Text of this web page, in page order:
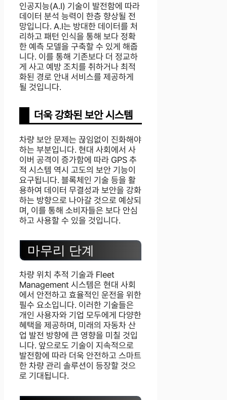
인공지능(A.I) 기술이 발전함에 따라
데이터 분석 능력이 한층 향상될 전
망입니다. A.I는 방대한 데이터를 처
리하고 패턴 인식을 통해 보다 정확
한 예측 모델을 구축할 수 있게 해줍
니다. 이를 통해 기존보다 더 정교하
게 사고 예방 조치를 취하거나 최적
화된 경로 안내 서비스를 제공하게
될 것입니다.
더욱 강화된 보안 시스템
차량 보안 문제는 끊임없이 진화해야
하는 부분입니다. 현대 사회에서 사
이버 공격이 증가함에 따라 GPS 추
적 시스템 역시 고도의 보안 기능이
요구됩니다. 블록체인 기술 등을 활
용하여 데이터 무결성과 보안을 강화
하는 방향으로 나아갈 것으로 예상되
며, 이를 통해 소비자들은 보다 안심
하고 사용할 수 있을 것입니다.
마무리 단계
차량 위치 추적 기술과 Fleet
Management 시스템은 현대 사회
에서 안전하고 효율적인 운전을 위한
필수 요소입니다. 이러한 기술들은
개인 사용자와 기업 모두에게 다양한
혜택을 제공하며, 미래의 자동차 산
업 발전 방향에 큰 영향을 미칠 것입
니다. 앞으로도 기술이 지속적으로
발전함에 따라 더욱 안전하고 스마트
한 차량 관리 솔루션이 등장할 것으
로 기대됩니다.